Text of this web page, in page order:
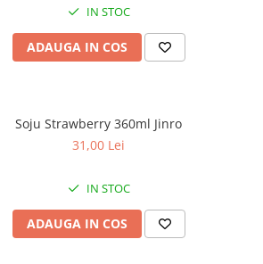
IN STOC
ADAUGA IN COS
Soju Strawberry 360ml Jinro
31,00 Lei
IN STOC
ADAUGA IN COS